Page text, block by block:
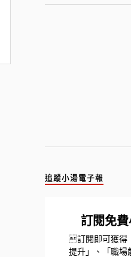
追蹤小湯電子報
訂閱免
訂閱即可獲得
提升」、「職場